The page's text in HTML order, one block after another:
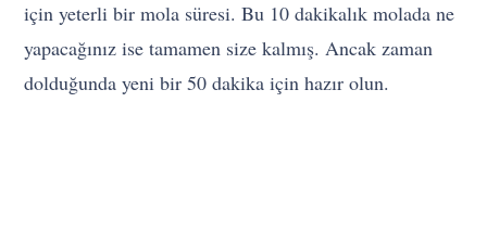
için yeterli bir mola süresi. Bu 10 dakikalık molada ne
yapacağınız ise tamamen size kalmış. Ancak zaman
dolduğunda yeni bir 50 dakika için hazır olun.